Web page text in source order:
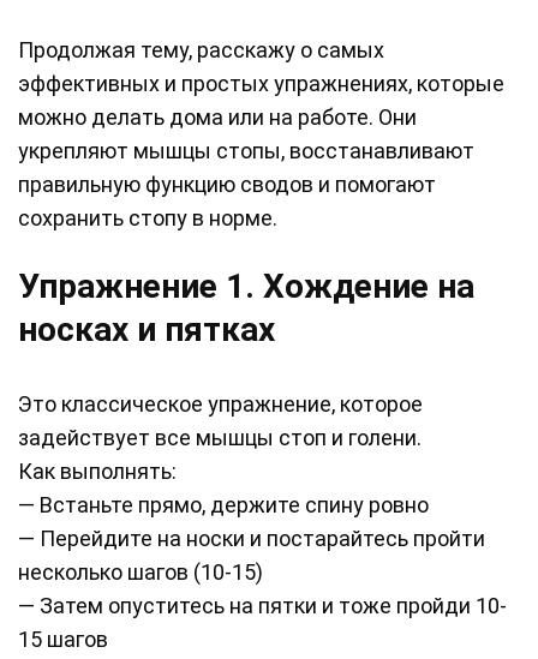
Продолжая тему, расскажу о самых
эффективных и простых упражнениях, которые
можно делать дома или на работе. Они
укрепляют мышцы стопы, восстанавливают
правильную функцию сводов и помогают
сохранить стопу в норме.
Упражнение 1. Хождение на
носках и пятках
Это классическое упражнение, которое
задействует все мышцы стоп и голени.
Как выполнять:
— Встаньте прямо, держите спину ровно
— Перейдите на носки и постарайтесь пройти
несколько шагов (10-15)
— Затем опуститесь на пятки и тоже пройди 10-
15 шагов